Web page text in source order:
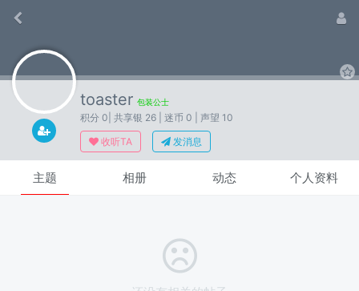
toaster 包装公士
积分 0 | 共享银 26 | 迷币 0
| 声望 10
收听TA
发消息
主题 相册 动态 个人资料